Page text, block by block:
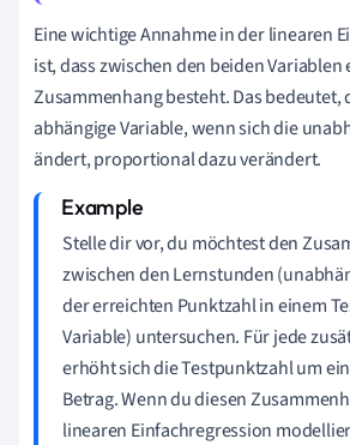
Eine wichtige Annahme in der linearen
ist, dass zwischen den beiden
Zusammenhang besteht. Das bedeutet,
abhängige Variable, wenn sich die
ändert, proportional dazu verändert.
Stelle dir vor, du möchtest den
zwischen den Lernstunden
der erreichten Punktzahl in einem
Variable) untersuchen. Für jede
erhöht sich die Testpunktzahl um
Betrag. Wenn du diesen
linearen Einfachregression